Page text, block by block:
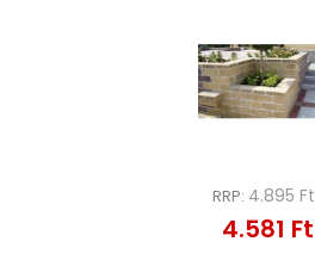
RRP: 4.895
4.581 Ft